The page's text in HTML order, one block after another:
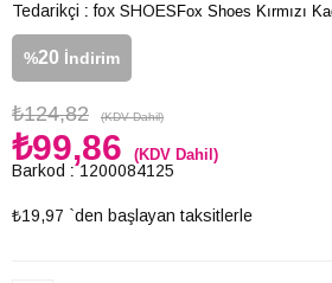
Tedarikçi : fox SHOES
%20 İndirim
₺124,82 (KDV Dahil)
₺99,86 (KDV Dahil)
Barkod : 1200084125
₺19,97 `den başlayan taksitlerle
Fox Shoes Kırmızı